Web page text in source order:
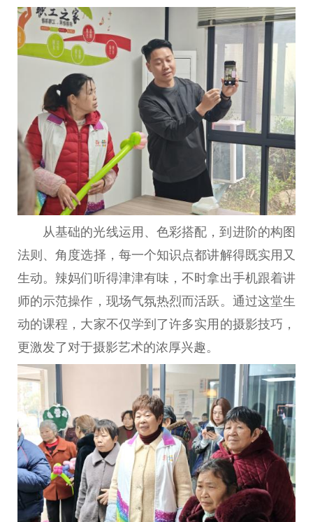
从基础的光线运用、色彩搭配，到进阶的构图
法则、角度选择，每一个知识点都讲解得既实用又
生动。辣妈们听得津津有味，不时拿出手机跟着讲
师的示范操作，现场气氛热烈而活跃。通过这堂生
动的课程，大家不仅学到了许多实用的摄影技巧，
更激发了对于摄影艺术的浓厚兴趣。